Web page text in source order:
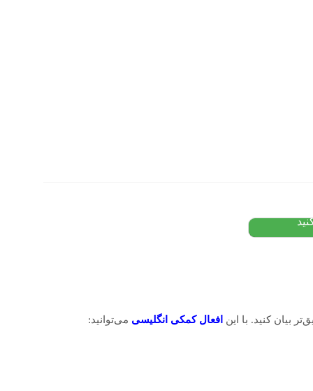
بیان کنید. با این افعال کمکی انگلیسی می‌توانید: